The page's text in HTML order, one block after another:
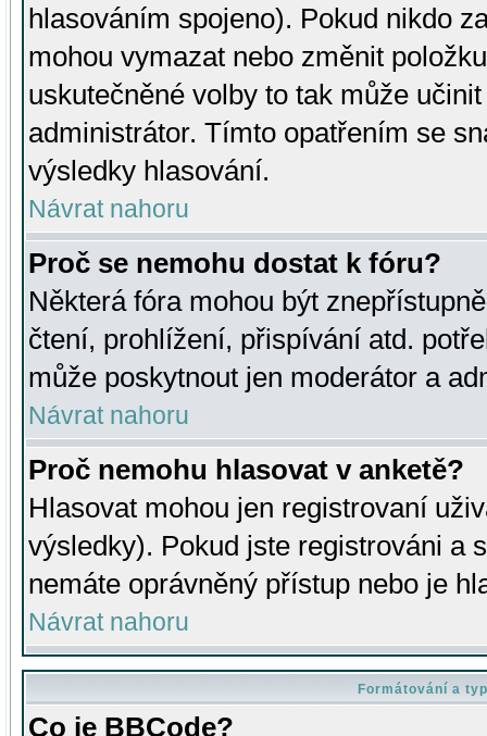
hlasováním spojeno). Pokud nikdo
mohou vymazat nebo změnit
uskutečněné volby to tak může
administrátor. Tímto opatřením se
výsledky hlasování.
Návrat nahoru
Proč se nemohu dostat k fóru?
Některá fóra mohou být
čtení, prohlížení, přispívání atd.
může poskytnout jen moderátor a
Návrat nahoru
Proč nemohu hlasovat v anketě?
Hlasovat mohou jen registrovaní
výsledky). Pokud jste registrováni a
nemáte oprávněný přístup nebo je
Návrat nahoru
Formátování a
Co je BBCode?